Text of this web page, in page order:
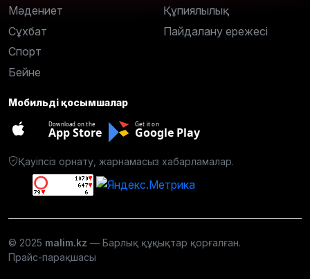
Мәдениет
Сұхбат
Спорт
Бейне
Құпиялылық
Пайдалану ережесі
Мобильді қосымшалар
Download on the
App Store
Get it on
Google Play
Қауіпсіз орнату, жарнамасыз хабарламалар.
© 2025 malim.kz — Барлық құқықтар қорғалған.
Прайс-парақшасы